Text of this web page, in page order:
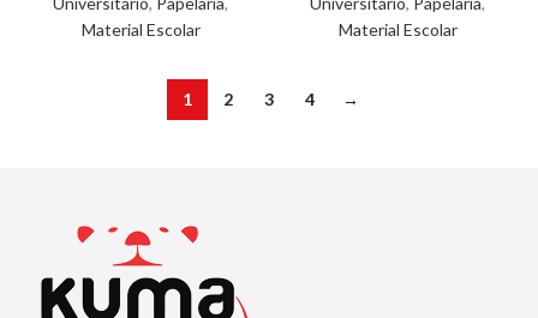
Material Escolar
Material Escolar
1 2 3 4 →